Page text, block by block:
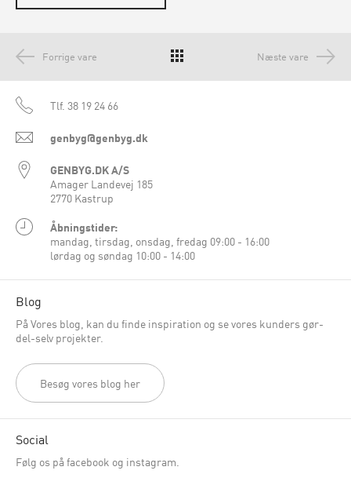
Forrige vare Næste vare
Tlf. 38 19 24 66
genbyg@genbyg.dk
GENBYG.DK A/S
Amager Landevej 185
2770 Kastrup
Åbningstider:
mandag, tirsdag, onsdag, fredag 09:00 - 16:00
lørdag og søndag 10:00 - 14:00
Blog
På Vores blog, kan du finde inspiration og se vores kunders gør-
del-selv projekter.
Besøg vores blog her
Social
Følg os på facebook og instagram.